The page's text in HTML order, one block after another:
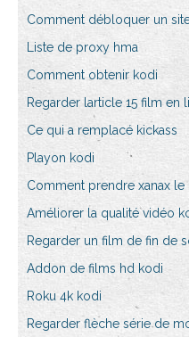
Comment débloquer un
Liste de proxy hma
Comment obtenir kodi
Regarder larticle 15 film en
Ce qui a remplacé kickass
Playon kodi
Comment prendre xanax le
Améliorer la qualité vidéo
Regarder un film de fin de
Addon de films hd kodi
Roku 4k kodi
Regarder flèche série de